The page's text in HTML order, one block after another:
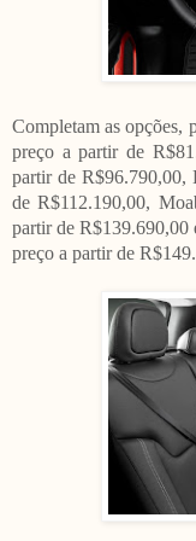
Completam as opções,
preço a partir de
partir de
de R$112.190,00,
partir de
preço a partir de